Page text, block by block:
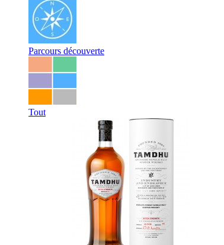
Parcours découverte
Tout